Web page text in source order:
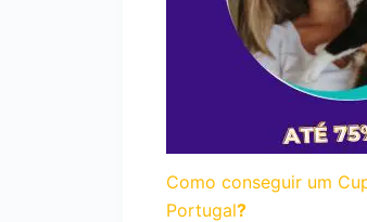
Como conseguir um
Portugal?